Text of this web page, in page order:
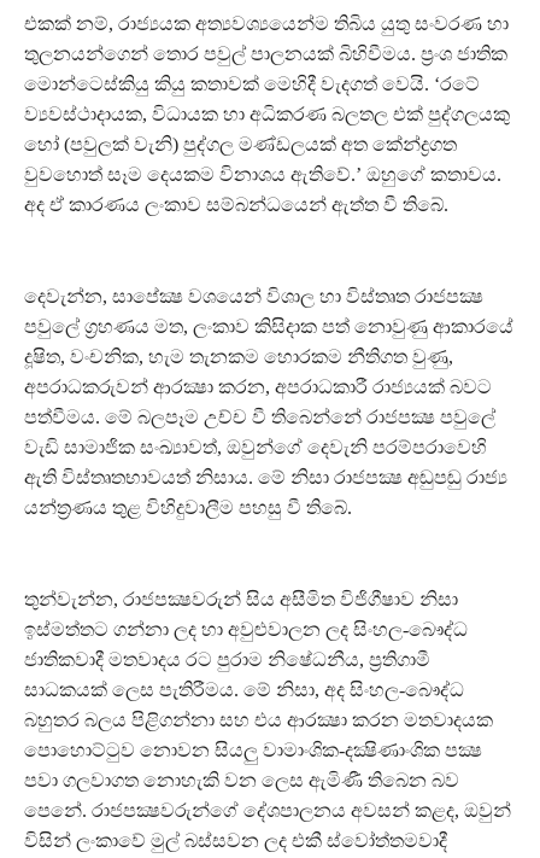
එකක් නම්, රාජ්‍යයක අත්‍යවශ්‍යයෙන්ම තිබිය යුතු සංවරණ හා
තුලනයන්ගෙන් තොර පවුල් පාලනයක් බිහිවීමය. ප්‍රංශ ජාතික
මොන්ටෙස්කියු කියු කතාවක් මෙහිදී වැදගත් වෙයි. ‘රටේ
ව්‍යවස්ථාදායක, විධායක හා අධිකරණ බලතල එක් පුද්ගලයකු
හෝ (පවුලක් වැනි) පුද්ගල මණ්ඩලයක් අත කේන්ද්‍රගත
වුවහොත් සෑම දෙයකම විනාශය ඇතිවේ.’ ඔහුගේ කතාවය.
අද ඒ කාරණය ලංකාව සම්බන්ධයෙන් ඇත්ත වී තිබේ.
දෙවැන්න, සාපේක්‍ෂ වශයෙන් විශාල හා විස්තෘත රාජපක්‍ෂ
පවුලේ ග්‍රහණය මත, ලංකාව කිසිදාක පත් නොවුණු ආකාරයේ
දූෂිත, වංචනික, හැම තැනකම හොරකම නීතිගත වුණු,
අපරාධකරුවන් ආරක්‍ෂා කරන, අපරාධකාරී රාජ්‍යයක් බවට
පත්වීමය. මේ බලපෑම උච්ච වී තිබෙන්නේ රාජපක්‍ෂ පවුලේ
වැඩි සාමාජික සංඛ්‍යාවත්, ඔවුන්ගේ දෙවැනි පරම්පරාවෙහි
ඇති විස්තෘතභාවයත් නිසාය. මේ නිසා රාජපක්‍ෂ අඬුපඬු රාජ්‍ය
යන්ත්‍රණය තුළ විහිදුවාලීම පහසු වී තිබේ.
තුන්වැන්න, රාජපක්‍ෂවරුන් සිය අසීමිත විජිගීෂාව නිසා
ඉස්මත්තට ගන්නා ලද හා අවුළුවාලන ලද සිංහල-බෞද්ධ
ජාතිකවාදී මතවාදය රට පුරාම නිෂේධනීය, ප්‍රතිගාමී
සාධකයක් ලෙස පැතිරීමය. මේ නිසා, අද සිංහල-බෞද්ධ
බහුතර බලය පිළිගන්නා සහ එය ආරක්‍ෂා කරන මතවාදයක
පොහොට්ටුව නොවන සියලු වාමාංශික-දක්‍ෂිණාංශික පක්‍ෂ
පවා ගලවාගත නොහැකි වන ලෙස ඇමිණී තිබෙන බව
පෙනේ. රාජපක්‍ෂවරුන්ගේ දේශපාලනය අවසන් කළද, ඔවුන්
විසින් ලංකාවේ මුල් බස්සවන ලද එකී ස්වෝත්තමවාදී